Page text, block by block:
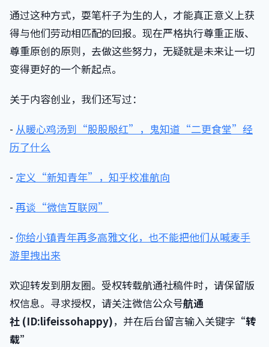
通过这种方式，耍笔杆子为生的人，才能真正意义上获
得与他们劳动相匹配的回报。现在严格执行尊重正版、
尊重原创的原则，去做这些努力，无疑就是未来让一切
变得更好的一个新起点。
关于内容创业，我们还写过：
- 从暖心鸡汤到“股股殷红”，鬼知道“二更食堂”经
历了什么
- 定义“新知青年”，知乎校准航向
- 再谈“微信互联网”
- 你给小镇青年再多高雅文化，也不能把他们从喊麦手
游里拽出来
欢迎转发到朋友圈。受权转载航通社稿件时，请保留版
权信息。寻求授权，请关注微信公众号航通
社 (ID:lifeissohappy)，并在后台留言输入关键字 “转
载”